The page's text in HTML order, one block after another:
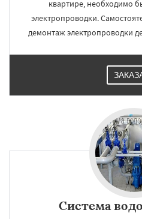
квартире, необходимо
электропроводки.
демонтаж электропроводки
Система